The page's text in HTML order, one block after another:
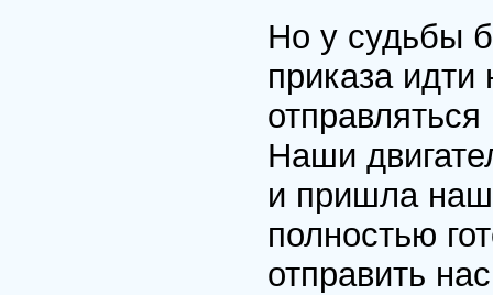
Но у судьбы
приказа
Наши
и пришла
полностью
отправить